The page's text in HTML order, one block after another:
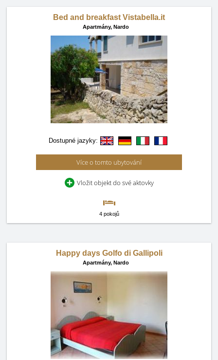
Bed and breakfast Vistabella.it
Apartmány, Nardo
Dostupné jazyky:
Více o tomto ubytování
Vložit objekt do své aktovky
4 pokojů
Happy days Golfo di Gallipoli
Apartmány, Nardo